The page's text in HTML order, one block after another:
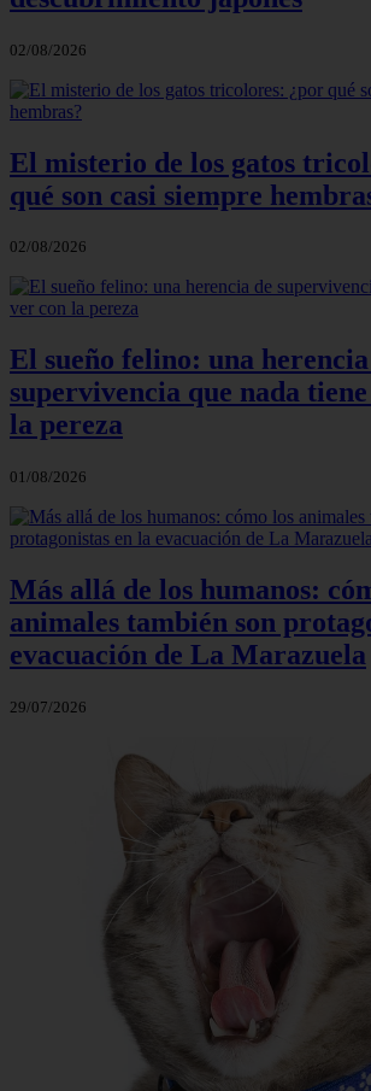
02/08/2026
El misterio de los gatos
qué son casi siempre
02/08/2026
El sueño felino: una
supervivencia que nada
la pereza
01/08/2026
Más allá de los humanos:
animales también son
evacuación de La Marazuela
29/07/2026